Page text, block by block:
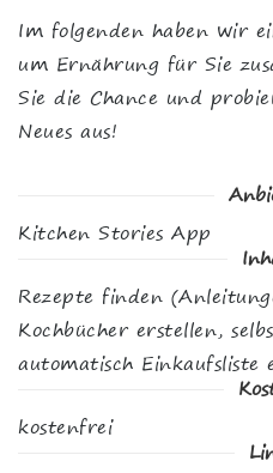
Im folgenden haben wir
um Ernährung für Sie
Sie die Chance und
Neues aus!
Kitchen Stories App
Rezepte finden
Kochbücher erstellen,
automatisch Einkaufsliste
kostenfrei